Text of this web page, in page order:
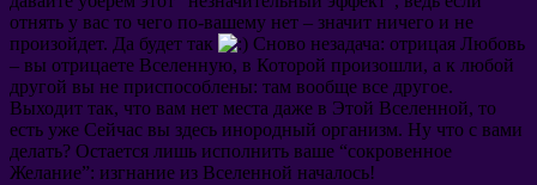
отнять у вас то чего по-вашему нет – значит ничего и не
произойдет. Да будет так Сново незадача: отрицая Любовь
– вы отрицаете Вселенную, в Которой произошли, а к любой
другой вы не приспособлены: там вообще все другое.
Выходит так, что вам нет места даже в Этой Вселенной, то
есть уже Сейчас вы здесь инородный организм. Ну что с вами
делать? Остается лишь исполнить ваше “сокровенное
Желание”: изгнание из Вселенной началось!